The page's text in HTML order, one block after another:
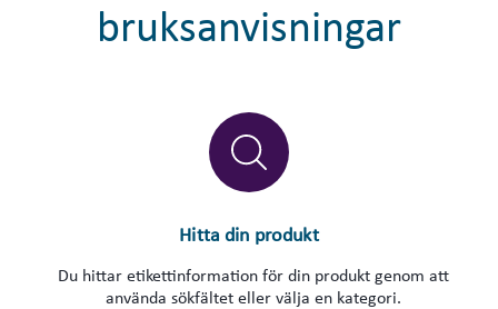
bruksanvisningar
Hitta din produkt
Du hittar etikettinformation för din produkt genom att
använda sökfältet eller välja en kategori.